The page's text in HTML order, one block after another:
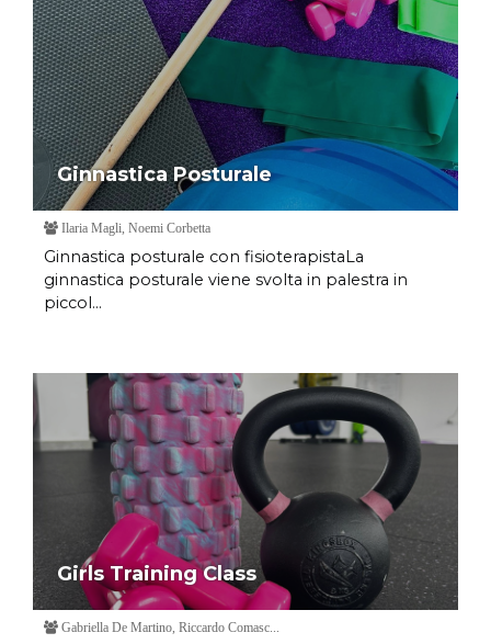
Ginnastica Posturale
Ilaria Magli, Noemi Corbetta
Ginnastica posturale con fisioterapistaLa
ginnastica posturale viene svolta in palestra in
piccol...
Girls Training Class
Gabriella De Martino, Riccardo Comasc...